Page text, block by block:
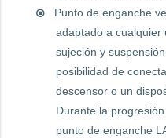
Punto de enganche
adaptado a cualquier
sujeción y
posibilidad de
descensor o un
Durante la
punto de enganche